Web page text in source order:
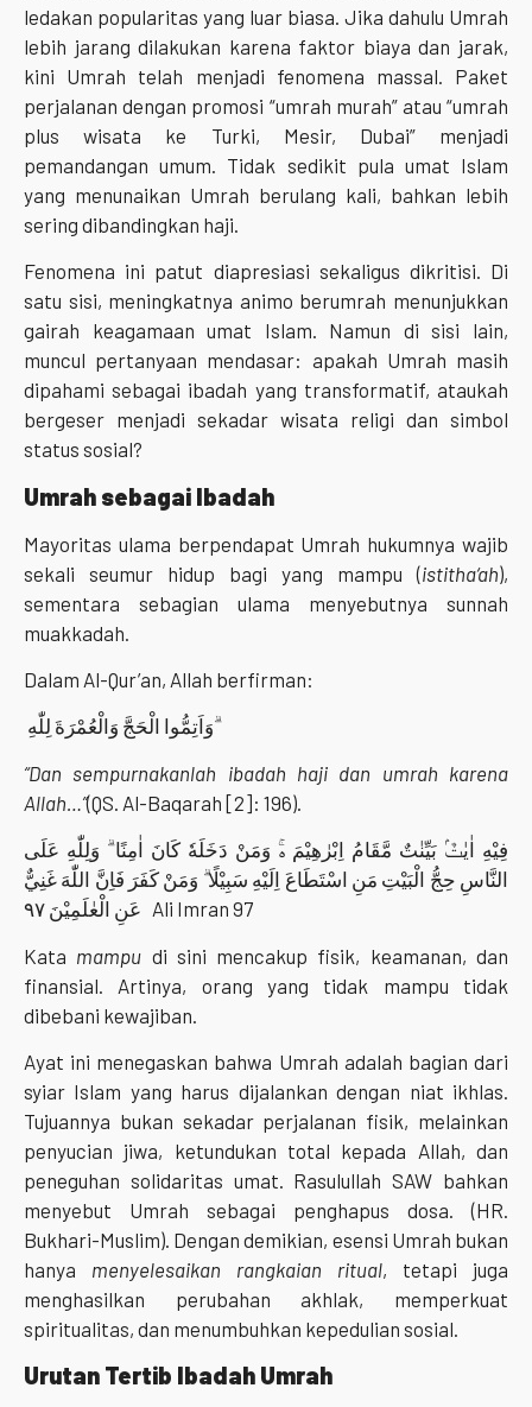
ledakan popularitas yang luar biasa. Jika dahulu Umrah
lebih jarang dilakukan karena faktor biaya dan jarak,
kini Umrah telah menjadi fenomena massal. Paket
perjalanan dengan promosi “umrah murah” atau “umrah
plus wisata ke Turki, Mesir, Dubai” menjadi
pemandangan umum. Tidak sedikit pula umat Islam
yang menunaikan Umrah berulang kali, bahkan lebih
sering dibandingkan haji.
Fenomena ini patut diapresiasi sekaligus dikritisi. Di
satu sisi, meningkatnya animo berumrah menunjukkan
gairah keagamaan umat Islam. Namun di sisi lain,
muncul pertanyaan mendasar: apakah Umrah masih
dipahami sebagai ibadah yang transformatif, ataukah
bergeser menjadi sekadar wisata religi dan simbol
status sosial?
Umrah sebagai Ibadah
Mayoritas ulama berpendapat Umrah hukumnya wajib
sekali seumur hidup bagi yang mampu (istitha‘ah),
sementara sebagian ulama menyebutnya sunnah
muakkadah.
Dalam Al-Qur’an, Allah berfirman:
وَاَتِمُّوا الْحَجَّ وَالْعُمْرَةَ لِلّٰهِ ۗ
“Dan sempurnakanlah ibadah haji dan umrah karena
Allah…”(QS. Al-Baqarah [2]: 196).
فِيْهِ اٰيٰتٌۢ بَيِّنٰتٌ مَّقَامُ اِبْرٰهِيْمَ ەۚ وَمَنْ دَخَلَهٗ كَانَ اٰمِنًا ۗ وَلِلّٰهِ عَلَى
النَّاسِ حِجُّ الْبَيْتِ مَنِ اسْتَطَاعَ اِلَيْهِ سَبِيْلًا ۗ وَمَنْ كَفَرَ فَاِنَّ اللّٰهَ غَنِيٌّ
عَنِ الْعٰلَمِيْنَ ٩٧ Ali Imran 97
Kata mampu di sini mencakup fisik, keamanan, dan
finansial. Artinya, orang yang tidak mampu tidak
dibebani kewajiban.
Ayat ini menegaskan bahwa Umrah adalah bagian dari
syiar Islam yang harus dijalankan dengan niat ikhlas.
Tujuannya bukan sekadar perjalanan fisik, melainkan
penyucian jiwa, ketundukan total kepada Allah, dan
peneguhan solidaritas umat. Rasulullah SAW bahkan
menyebut Umrah sebagai penghapus dosa. (HR.
Bukhari-Muslim). Dengan demikian, esensi Umrah bukan
hanya menyelesaikan rangkaian ritual, tetapi juga
menghasilkan perubahan akhlak, memperkuat
spiritualitas, dan menumbuhkan kepedulian sosial.
Urutan Tertib Ibadah Umrah